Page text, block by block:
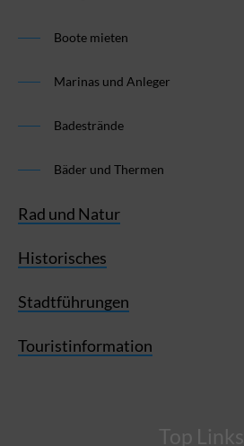
Boote mieten
Marinas und Anleger
Badestrände
Bäder und Thermen
Rad und Natur
Historisches
Stadtführungen
Touristinformation
Top Links